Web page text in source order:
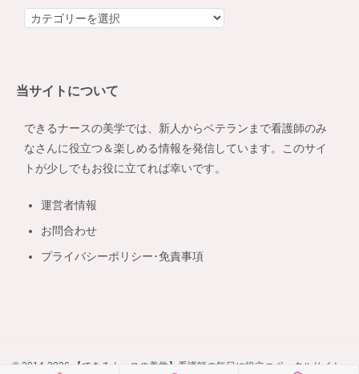
カ
ー
当サイトについて
できるナースの美学では、新人からベテランまで看護師のみ
なさんに役立つ＆楽しめる情報を発信しています。このサイ
トが少しでもお役に立てれば幸いです。
運営者情報
お問合わせ
プライバシーポリシー･免責事項
© 2014-2026 【できるナースの美学】看護師の毎日に役立つポータルサイト